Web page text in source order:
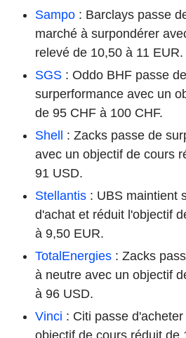
Sampo : Barclays passe
marché à surpondérer
relevé de 10,50 à 11 EUR.
SGS : Oddo BHF passe
surperformance avec un
de 95 CHF à 100 CHF.
Shell : Zacks passe de
avec un objectif de cours
91 USD.
Stellantis : UBS maintient
d'achat et réduit l'objectif
à 9,50 EUR.
TotalEnergies : Zacks
à neutre avec un objectif
à 96 USD.
Vinci : Citi passe
objectif de cours réduit de